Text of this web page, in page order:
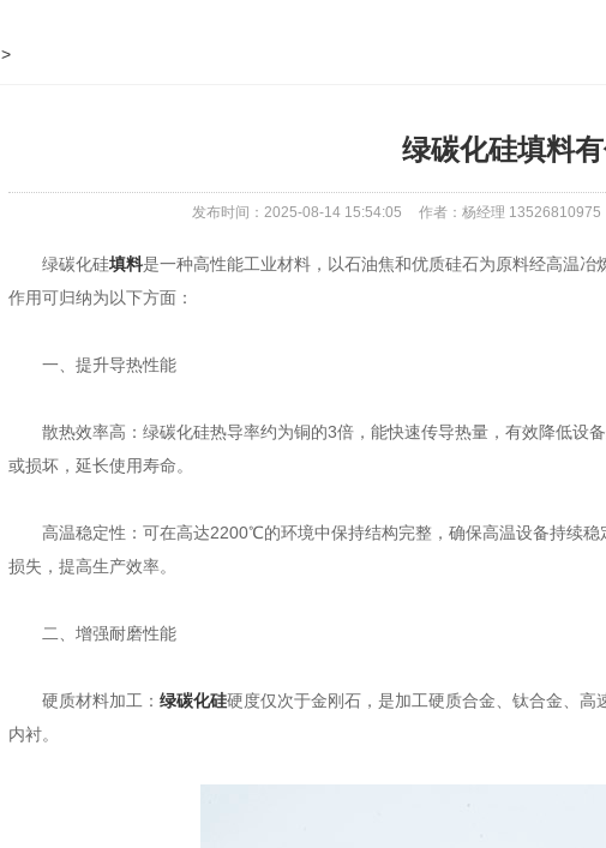
>
绿碳化硅填料
发布时间：2025-08-14 15:54:05 作者：杨经理 13526810975
绿碳化硅填料是一种高性能工业材料，以石油焦和优质硅石为原料经高温
作用可归纳为以下方面：
一、提升导热性能
散热效率高：绿碳化硅热导率约为铜的3倍，能快速传导热量，有效降低设
或损坏，延长使用寿命。
高温稳定性：可在高达2200℃的环境中保持结构完整，确保高温设备持续稳
损失，提高生产效率。
二、增强耐磨性能
硬质材料加工： 绿碳化硅硬度仅次于金刚石，是加工硬质合金、钛合金、
内衬。